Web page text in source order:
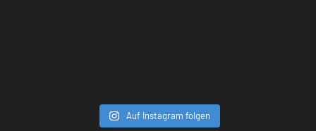
Auf Instagram folgen